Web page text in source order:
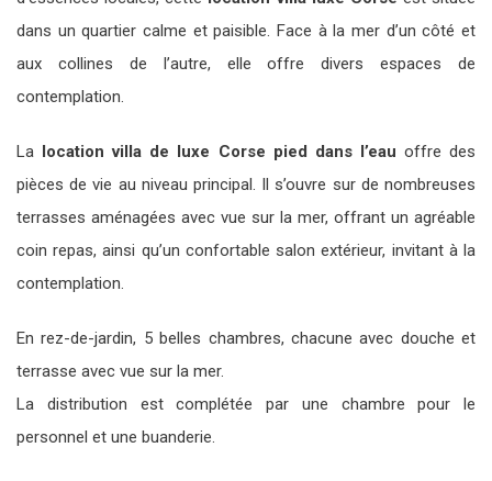
dans un quartier calme et paisible. Face à la mer d’un côté et
aux collines de l’autre, elle offre divers espaces de
contemplation.
La location villa de luxe Corse pied dans l’eau offre des
pièces de vie au niveau principal. Il s’ouvre sur de nombreuses
terrasses aménagées avec vue sur la mer, offrant un agréable
coin repas, ainsi qu’un confortable salon extérieur, invitant à la
contemplation.
En rez-de-jardin, 5 belles chambres, chacune avec douche et
terrasse avec vue sur la mer.
La distribution est complétée par une chambre pour le
personnel et une buanderie.